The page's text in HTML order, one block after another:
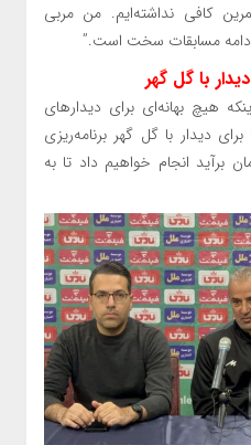
کافی نداشته‌ایم. من مربی
ادامه مسابقات سخت است.”
با گل گهر
هیچ بهانه‌ای برای دیدارهای
دیدار با گل گهر برنامه‌ریزی
برآید انجام خواهیم داد تا به